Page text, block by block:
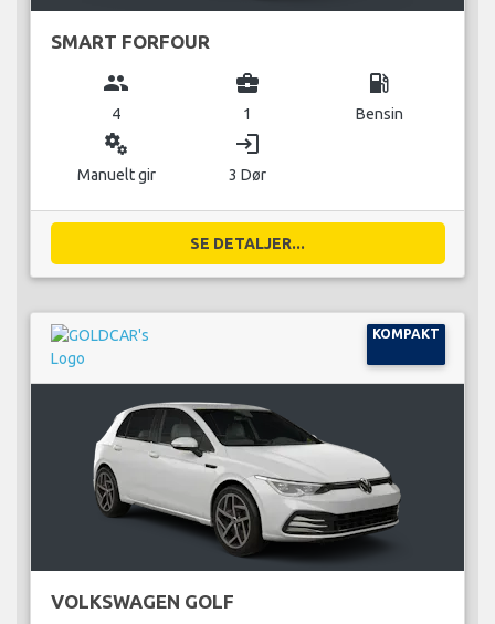
SMART FORFOUR
group
4
business_center
1
local_gas_station
Bensin
miscellaneous_services
Manuelt gir
login
3 Dør
SE DETALJER...
KOMPAKT
VOLKSWAGEN GOLF